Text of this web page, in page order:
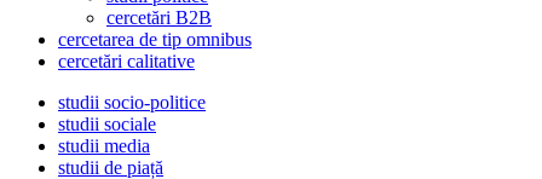
cercetări B2B
cercetarea de tip omnibus
cercetări calitative
studii socio-politice
studii sociale
studii media
studii de piață